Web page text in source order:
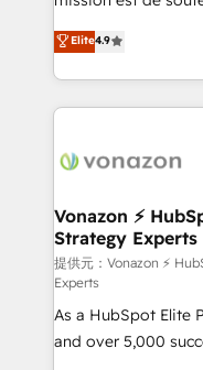
HubSpot dans votre
question technique
B2B à travers
l'intégration CRM et
auprès de vos comptes
l'international, nous
delà d’une simple
➤ L’intégration de
pour aligner les
support client (data
audit et maintenance) ➤ La création de sites
de conversion qui
opportunités d'affaires ➤ La mise en
Elite4.9
Vonazon ⚡
Strategy Experts
提供元：Vonazon ⚡
Experts
As a HubSpot Elite
and over 5,000